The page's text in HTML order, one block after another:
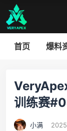
首页 爆料
训练赛
小满